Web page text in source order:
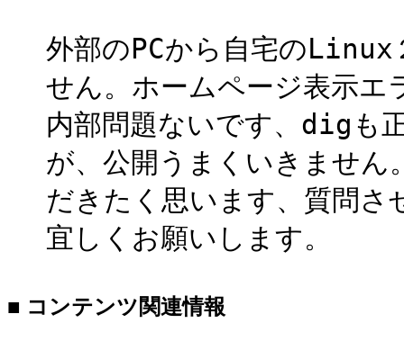
外部のPCから自宅のLinux
せん。ホームページ表示エ
内部問題ないです、digも
が、公開うまくいきませ
だきたく思います、質問さ
宜しくお願いします。
■ コンテンツ関連情報